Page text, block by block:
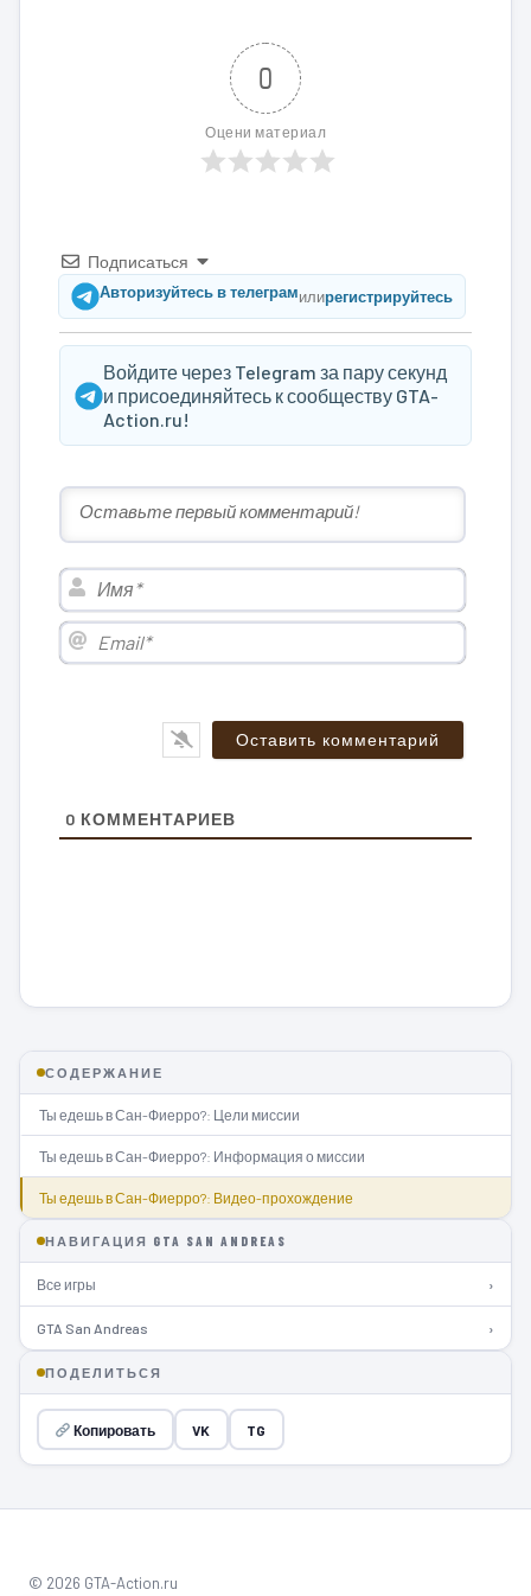
0
Оцени материал
Подписаться
Авторизуйтесь в телеграмилирегистрируйтесь
Войдите через Telegram за пару секунд
и присоединяйтесь к сообществу GTA-
Action.ru!
Имя*
Email*
0 КОММЕНТАРИЕВ
СОДЕРЖАНИЕ
Ты едешь в Сан-Фиерро?: Цели миссии
Ты едешь в Сан-Фиерро?: Информация о миссии
Ты едешь в Сан-Фиерро?: Видео-прохождение
НАВИГАЦИЯ GTA SAN ANDREAS
Все игры ›
GTA San Andreas ›
ПОДЕЛИТЬСЯ
Копировать VK TG
© 2026 GTA-Action.ru